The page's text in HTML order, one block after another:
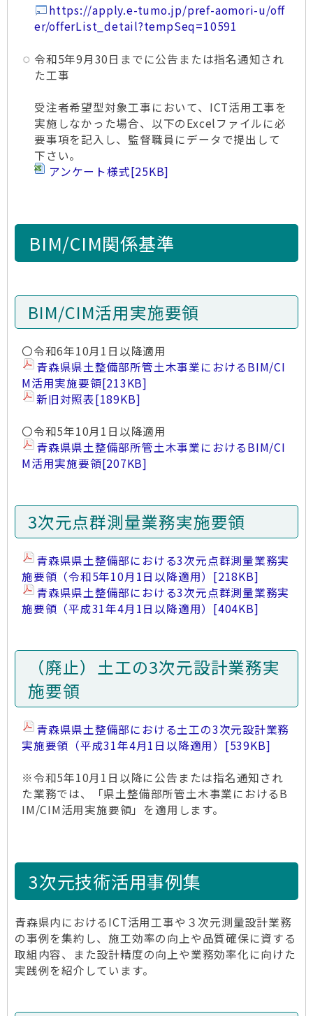
https://apply.e-tumo.jp/pref-aomori-u/off
er/offerList_detail?tempSeq=10591
令和5年9月30日までに公告または指名通知され
た工事
受注者希望型対象工事において、ICT活用工事を
実施しなかった場合、以下のExcelファイルに必
要事項を記入し、監督職員にデータで提出して
下さい。
アンケート様式[25KB]
BIM/CIM関係基準
BIM/CIM活用実施要領
〇令和6年10月1日以降適用
青森県県土整備部所管土木事業におけるBIM/CI
M活用実施要領[213KB]
新旧対照表[189KB]
〇令和5年10月1日以降適用
青森県県土整備部所管土木事業におけるBIM/CI
M活用実施要領[207KB]
3次元点群測量業務実施要領
青森県県土整備部における3次元点群測量業務実
施要領（令和5年10月1日以降適用） [218KB]
青森県県土整備部における3次元点群測量業務実
施要領（平成31年4月1日以降適用） [404KB]
（廃止）土工の3次元設計業務実
施要領
青森県県土整備部における土工の3次元設計業務
実施要領（平成31年4月1日以降適用） [539KB]
※令和5年10月1日以降に公告または指名通知され
た業務では、「県土整備部所管土木事業におけるB
IM/CIM活用実施要領」を適用します。
3次元技術活用事例集
青森県内におけるICT活用工事や３次元測量設計業務
の事例を集約し、施工効率の向上や品質確保に資する
取組内容、また設計精度の向上や業務効率化に向けた
実践例を紹介しています。